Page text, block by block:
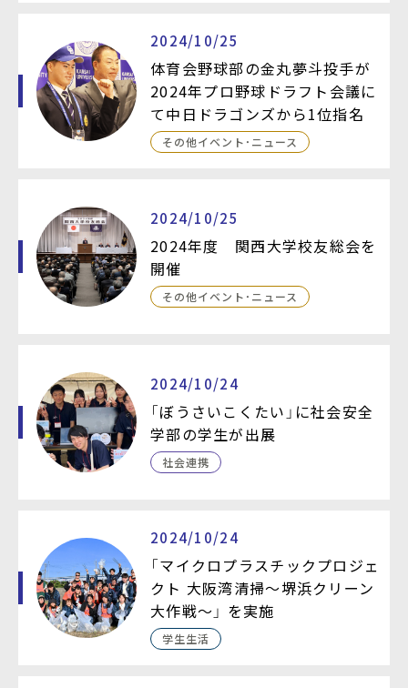
2024/10/25
体育会野球部の金丸夢斗投手が
2024年プロ野球ドラフト会議に
て中日ドラゴンズから1位指名
その他イベント・ニュース
2024/10/25
2024年度 関西大学校友総会を
開催
その他イベント・ニュース
2024/10/24
「ぼうさいこくたい」に社会安全
学部の学生が出展
社会連携
2024/10/24
「マイクロプラスチックプロジェ
クト 大阪湾清掃〜堺浜クリーン
大作戦〜」 を実施
学生生活